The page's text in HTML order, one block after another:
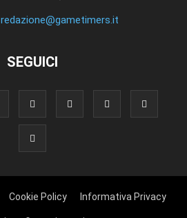
redazione@gametimers.it
SEGUICI
Cookie Policy Informativa Privacy